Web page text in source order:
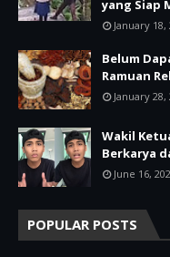
yang Siap
January 18,
Belum
Ramuan
January 28,
Wakil
Berkarya
June 16,
POPULAR POSTS